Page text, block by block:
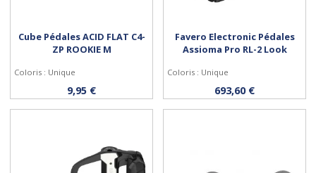
Acheter
Cube Pédales ACID FLAT C4-
ZP ROOKIE M
Coloris : Unique
9,95 € Acheter
Favero Electronic Pédales
Assioma Pro RL-2 Look
Coloris : Unique
693,60 €